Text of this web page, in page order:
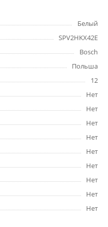
Белый
SPV2HKX42E
Bosch
Польша
12
Нет
Нет
Нет
Нет
Нет
Нет
Нет
Нет
Нет